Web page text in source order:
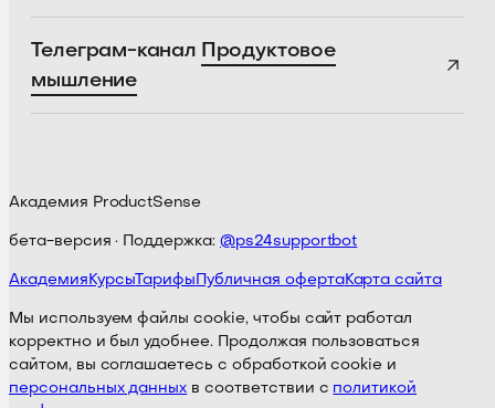
Телеграм-канал Продуктовое
мышление
Академия ProductSense
бета-версия · Поддержка: @ps24supportbot
Академия КурсыТарифы Публичная офертаКарта сайта
Мы используем файлы cookie, чтобы сайт работал
корректно и был удобнее. Продолжая пользоваться
сайтом, вы соглашаетесь с обработкой cookie и
персональных данных в соответствии с политикой